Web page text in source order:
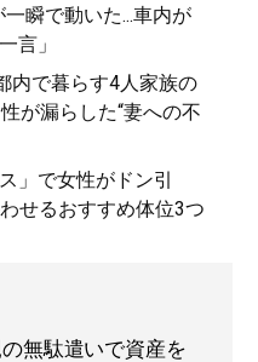
瞬で動いた...車内が
言」
内で暮らす4人家族の
が漏らした“妻への不
」で女性がドン引
せるおすすめ体位3つ
無駄遣いで資産を